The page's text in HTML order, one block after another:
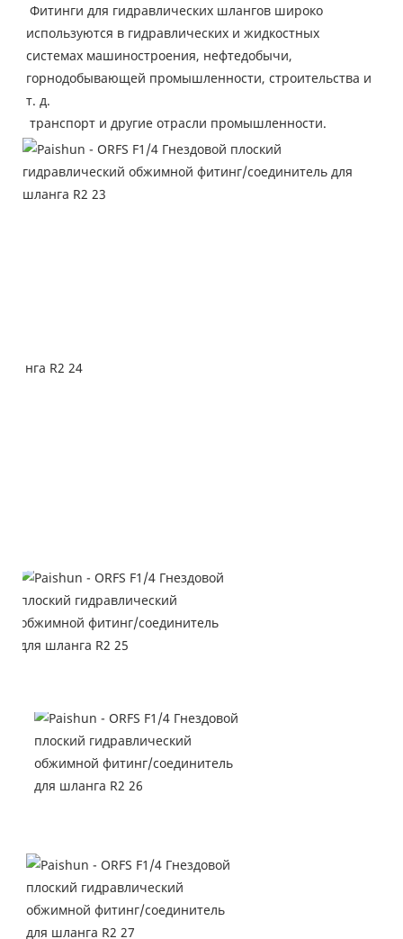
Фитинги для гидравлических шлангов широко
используются в гидравлических и жидкостных
системах машиностроения, нефтедобычи,
горнодобывающей промышленности, строительства и
т. д.
транспорт и другие отрасли промышленности.